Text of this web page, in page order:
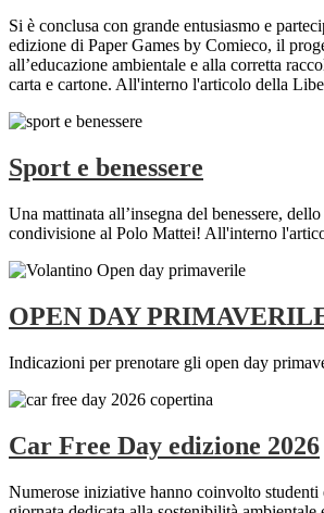
Si è conclusa con grande entusiasmo e
edizione di Paper Games by Comieco, il
all’educazione ambientale e alla corretta
carta e cartone. All'interno l'articolo della
Sport e benessere
Una mattinata all’insegna del benessere,
condivisione al Polo Mattei! All'interno
OPEN DAY
Indicazioni per prenotare gli open day
Car Free Day edizione 2026
Numerose iniziative hanno coinvolto studenti